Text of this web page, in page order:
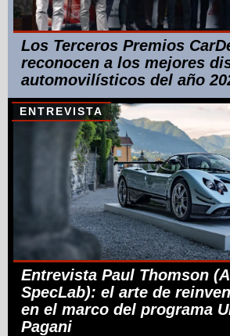
Los Terceros Premios
reconocen a los mejores
automovilísticos del año
ENTREVISTA
Entrevista Paul Thomson
SpecLab): el arte de
en el marco del programa
Pagani